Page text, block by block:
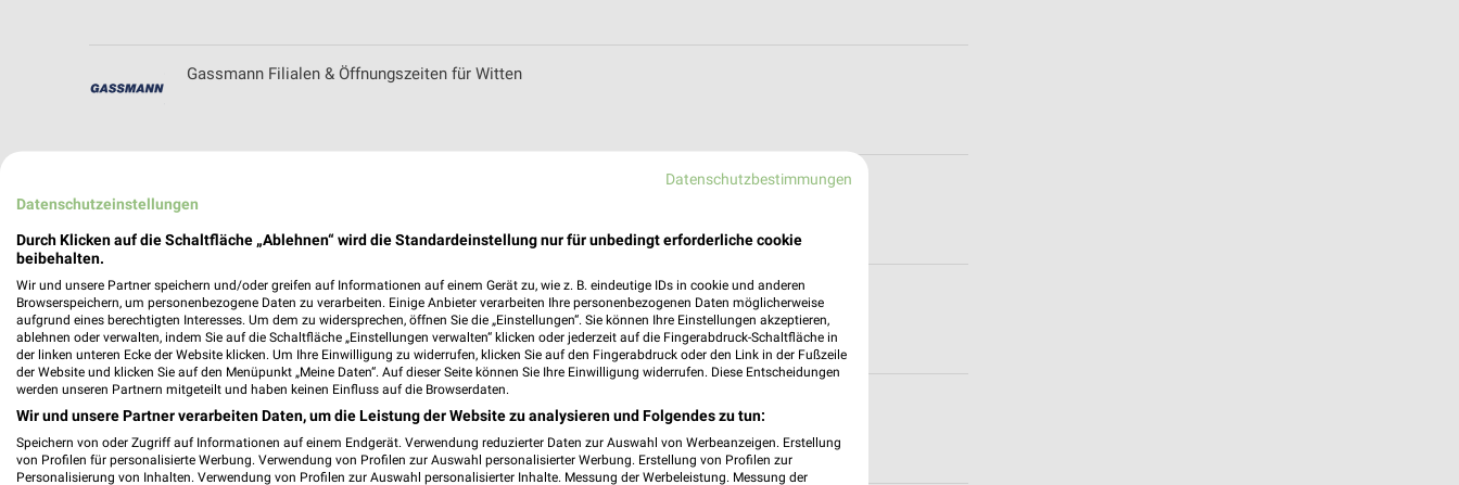
Gassmann Filialen & Öffnungszeiten für Witten
Gebr. Jansen Filialen & Öffnungszeiten für Mönchengladbach-Günhoven
Getränke HOFFMANN Online Prospekt für Remscheid
GILDE Handwerk Filialen & Öffnungszeiten für Bocholt
Datenschutzbestimmungen
Datenschutzeinstellungen
Durch Klicken auf die Schaltfläche „Ablehnen“ wird die Standardeinstellung nur für unbedingt erforderliche cookie
beibehalten.
Wir und unsere Partner speichern und/oder greifen auf Informationen auf einem Gerät zu, wie z. B. eindeutige IDs in cookie und anderen
Browserspeichern, um personenbezogene Daten zu verarbeiten. Einige Anbieter verarbeiten Ihre personenbezogenen Daten möglicherweise
aufgrund eines berechtigten Interesses. Um dem zu widersprechen, öffnen Sie die „Einstellungen“. Sie können Ihre Einstellungen akzeptieren,
ablehnen oder verwalten, indem Sie auf die Schaltfläche „Einstellungen verwalten“ klicken oder jederzeit auf die Fingerabdruck-Schaltfläche in
der linken unteren Ecke der Website klicken. Um Ihre Einwilligung zu widerrufen, klicken Sie auf den Fingerabdruck oder den Link in der Fußzeile
der Website und klicken Sie auf den Menüpunkt „Meine Daten“. Auf dieser Seite können Sie Ihre Einwilligung widerrufen. Diese Entscheidungen
werden unseren Partnern mitgeteilt und haben keinen Einfluss auf die Browserdaten.
Wir und unsere Partner verarbeiten Daten, um die Leistung der Website zu analysieren und Folgendes zu tun:
Speichern von oder Zugriff auf Informationen auf einem Endgerät. Verwendung reduzierter Daten zur Auswahl von Werbeanzeigen. Erstellung
von Profilen für personalisierte Werbung. Verwendung von Profilen zur Auswahl personalisierter Werbung. Erstellung von Profilen zur
Personalisierung von Inhalten. Verwendung von Profilen zur Auswahl personalisierter Inhalte. Messung der Werbeleistung. Messung der